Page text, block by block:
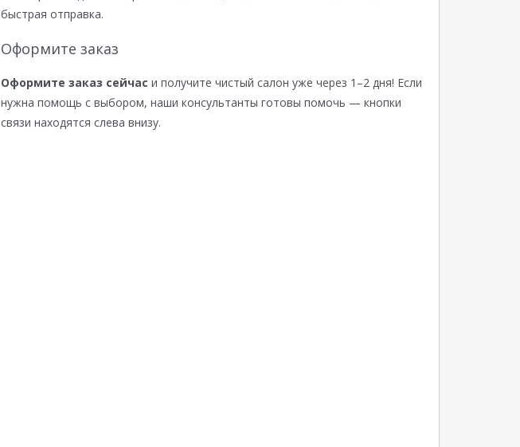
быстрая отправка.
Оформите заказ
Оформите заказ сейчас и получите чистый салон уже через 1–2 дня! Если
нужна помощь с выбором, наши консультанты готовы помочь — кнопки
связи находятся слева внизу.